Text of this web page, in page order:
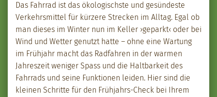
Das Fahrrad ist das ökol­o­gis­chste und gesün­deste
Verkehrsmit­tel für kürzere Streck­en im All­t­ag. Egal ob
man dieses im Win­ter nun im Keller ›geparkt‹ oder bei
Wind und Wet­ter genutzt hat­te – ohne eine Wartung
im Früh­jahr macht das Rad­fahren in der war­men
Jahreszeit weniger Spass und die Halt­barkeit des
Fahrrads und seine Funk­tio­nen lei­den. Hier sind die
kleinen Schritte für den Früh­jahrs-Check bei Ihrem